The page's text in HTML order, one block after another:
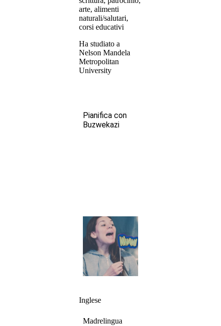
arte, alimenti
naturali/salutari,
corsi educativi
Ha studiato a
Nelson Mandela
Metropolitan
University
Pianifica con
Buzwekazi
Inglese
Madrelingua